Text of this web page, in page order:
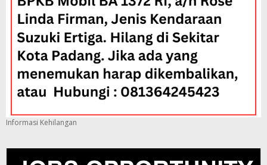
Informasi Kehilangan